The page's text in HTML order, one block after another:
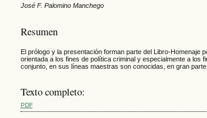
José F. Palomino Manchego
Resumen
El prólogo y la presentación forman parte del Libro-Homenaje
orientada a los fines de política criminal y especialmente a los
conjunto, en sus líneas maestras son conocidas, en gran
Texto completo:
PDF